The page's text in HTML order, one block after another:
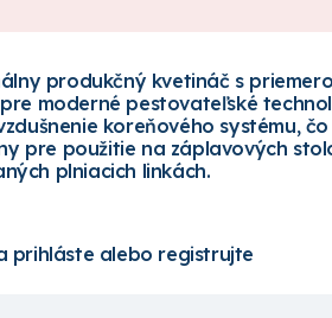
produkčný kvetináč s
moderné pestovateľské
koreňového systému,
pre použitie na záplavových
plniacich linkách.
prihláste alebo registrujte